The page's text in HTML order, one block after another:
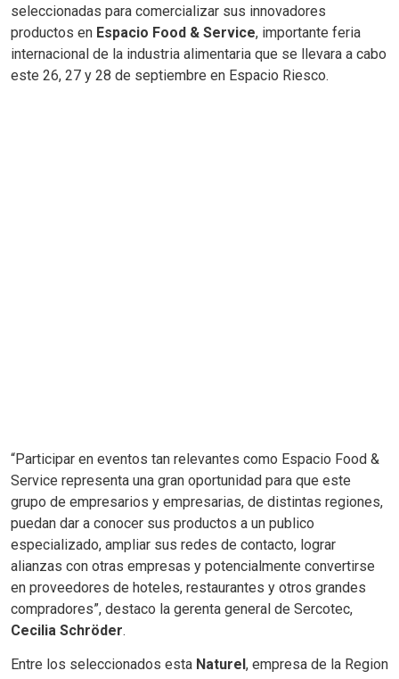
seleccionadas para comercializar sus innovadores
productos en Espacio Food & Service, importante feria
internacional de la industria alimentaria que se llevara a cabo
este 26, 27 y 28 de septiembre en Espacio Riesco.
“Participar en eventos tan relevantes como Espacio Food &
Service representa una gran oportunidad para que este
grupo de empresarios y empresarias, de distintas regiones,
puedan dar a conocer sus productos a un publico
especializado, ampliar sus redes de contacto, lograr
alianzas con otras empresas y potencialmente convertirse
en proveedores de hoteles, restaurantes y otros grandes
compradores”, destaco la gerenta general de Sercotec,
Cecilia Schröder.
Entre los seleccionados esta Naturel , empresa de la Region